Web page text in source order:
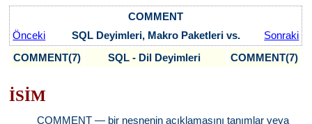
COMMENT
Önceki
SQL Deyimleri, Makro Paketleri vs.
Sonraki
COMMENT(7)
SQL - Dil Deyimleri COMMENT(7)
İSİM
COMMENT — bir nesnenin açıklamasını tanımlar veya